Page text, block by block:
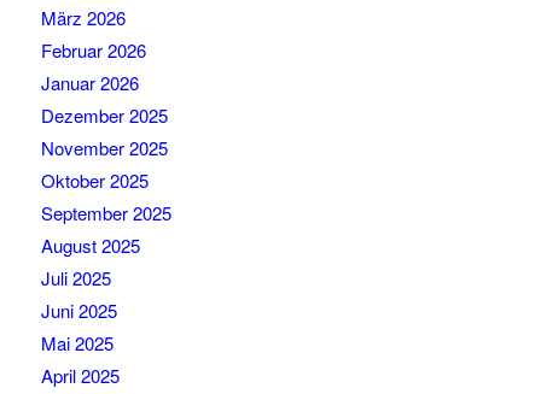
März 2026
Februar 2026
Januar 2026
Dezember 2025
November 2025
Oktober 2025
September 2025
August 2025
Juli 2025
Juni 2025
Mai 2025
April 2025